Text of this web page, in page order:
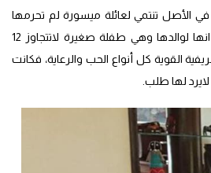
الأصل تنتمي لعائلة ميسورة لم تحرمها
من شيء، وبالرغم من فقدانها لوالدها وهي طفلة صغيرة لاتتجاوز 12
القوية كل أنواع الحب والرعاية، فكانت
لايرد لها طلب.